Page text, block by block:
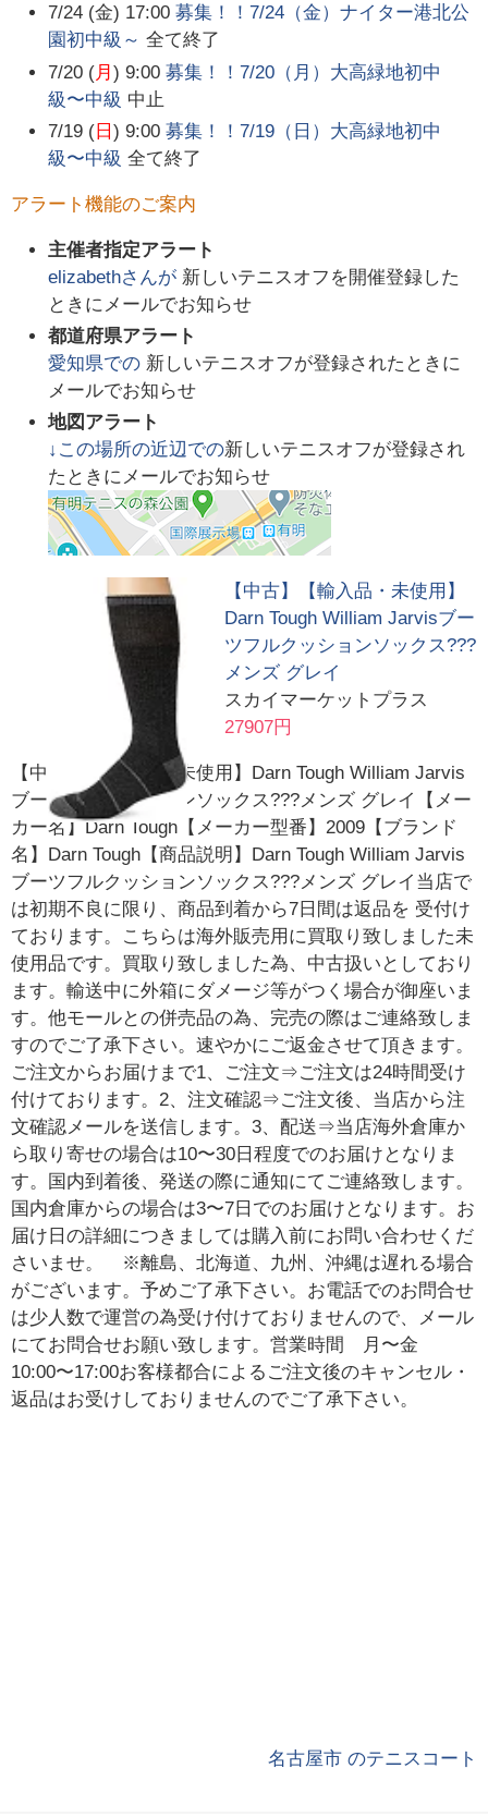
7/24 (金) 17:00 募集！！7/24（金）ナイター港北公
園初中級～ 全て終了
7/20 (月) 9:00 募集！！7/20（月）大高緑地初中
級〜中級 中止
7/19 ( 日) 9:00 募集！！7/19（日）大高緑地初中
級〜中級 全て終了
アラート機能のご案内
主催者指定アラート
elizabethさんが 新しいテニスオフを開催登録した
ときにメールでお知らせ
都道府県アラート
愛知県での 新しいテニスオフが登録されたときに
メールでお知らせ
地図アラート
↓この場所の近辺での新しいテニスオフが登録され
たときにメールでお知らせ
【中古】【輸入品・未使用】
Darn Tough William Jarvisブー
ツフルクッションソックス???
メンズ グレイ
スカイマーケットプラス
27907円
【中古】【輸入品・未使用】Darn Tough William Jarvis
ブーツフルクッションソックス???メンズ グレイ【メー
カー名】Darn Tough【メーカー型番】2009【ブランド
名】Darn Tough【商品説明】Darn Tough William Jarvis
ブーツフルクッションソックス???メンズ グレイ当店で
は初期不良に限り、商品到着から7日間は返品を 受付け
ております。こちらは海外販売用に買取り致しました未
使用品です。買取り致しました為、中古扱いとしており
ます。輸送中に外箱にダメージ等がつく場合が御座いま
す。他モールとの併売品の為、完売の際はご連絡致しま
すのでご了承下さい。速やかにご返金させて頂きます。
ご注文からお届けまで1、ご注文⇒ご注文は24時間受け
付けております。2、注文確認⇒ご注文後、当店から注
文確認メールを送信します。3、配送⇒当店海外倉庫か
ら取り寄せの場合は10〜30日程度でのお届けとなりま
す。国内到着後、発送の際に通知にてご連絡致します。
国内倉庫からの場合は3〜7日でのお届けとなります。お
届け日の詳細につきましては購入前にお問い合わせくだ
さいませ。 ※離島、北海道、九州、沖縄は遅れる場合
がございます。予めご了承下さい。お電話でのお問合せ
は少人数で運営の為受け付けておりませんので、メール
にてお問合せお願い致します。営業時間 月〜金
10:00〜17:00お客様都合によるご注文後のキャンセル・
返品はお受けしておりませんのでご了承下さい。
名古屋市 のテニスコート